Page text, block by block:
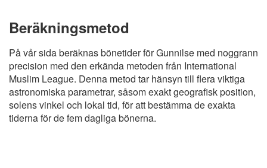
Beräkningsmetod
På vår sida beräknas bönetider för Gunnilse med noggrann
precision med den erkända metoden från International
Muslim League. Denna metod tar hänsyn till flera viktiga
astronomiska parametrar, såsom exakt geografisk position,
solens vinkel och lokal tid, för att bestämma de exakta
tiderna för de fem dagliga bönerna.